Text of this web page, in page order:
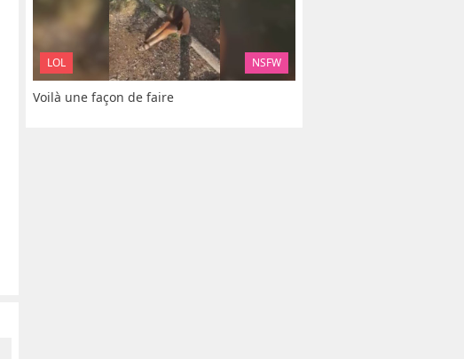
LOL NSFW
Voilà une façon de faire